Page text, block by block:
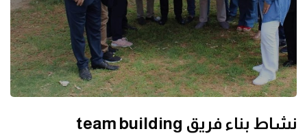
نشاط بناء فريق team building